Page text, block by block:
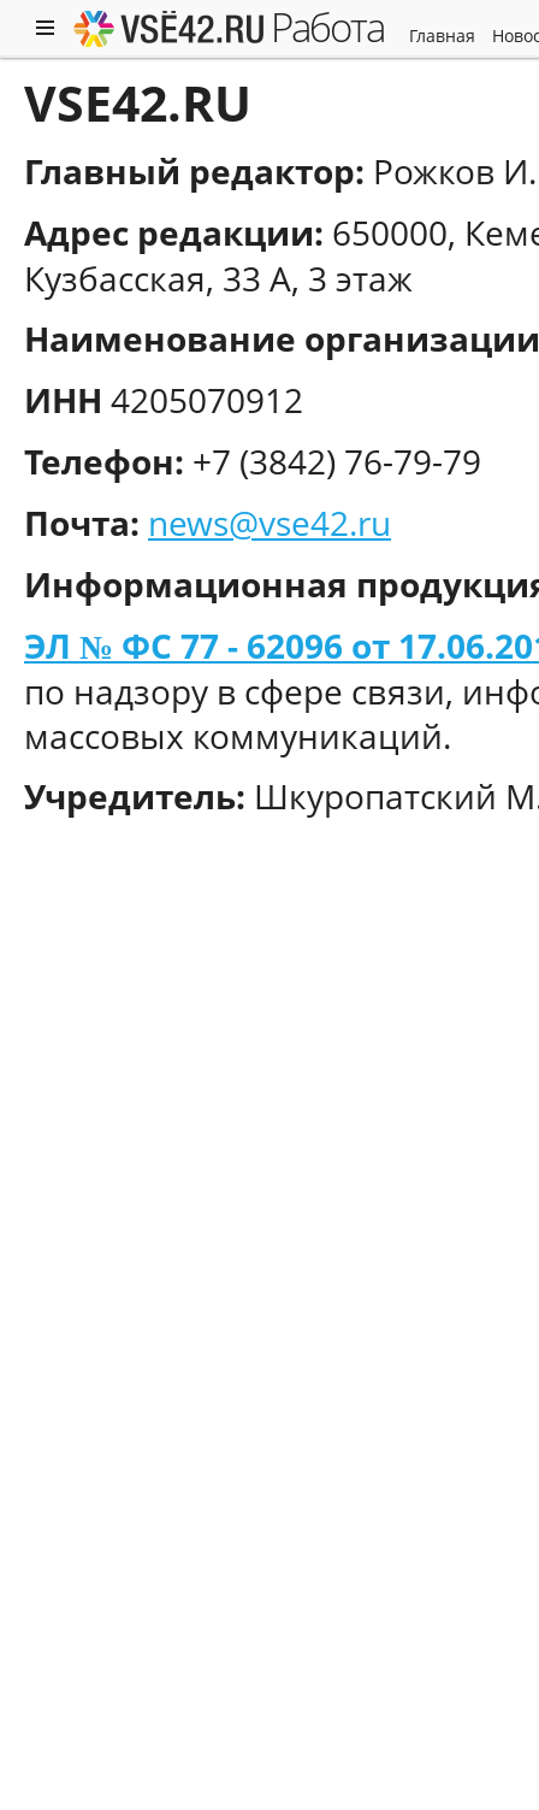
работа главная
VSE42.RU
Главный редактор: Рожков
Адрес редакции: 650000,
Кузбасская, 33 А, 3 этаж
Наименование
ИНН 4205070912
Телефон: +7 (3842) 76-79-79
Почта: news@vse42.ru
Информационная
ЭЛ № ФС 77 - 62096 от
по надзору в сфере связи,
массовых коммуникаций.
Учредитель: Шкуропатский